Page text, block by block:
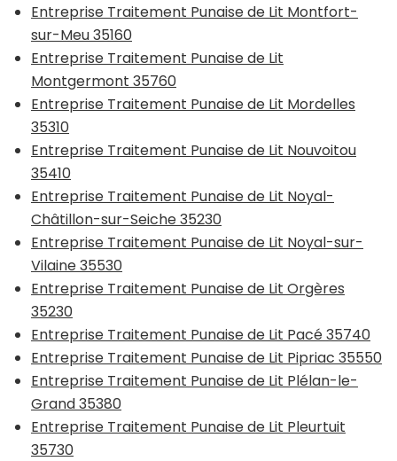
Entreprise Traitement Punaise de Lit Montfort-
sur-Meu 35160
Entreprise Traitement Punaise de Lit
Montgermont 35760
Entreprise Traitement Punaise de Lit Mordelles
35310
Entreprise Traitement Punaise de Lit Nouvoitou
35410
Entreprise Traitement Punaise de Lit Noyal-
Châtillon-sur-Seiche 35230
Entreprise Traitement Punaise de Lit Noyal-sur-
Vilaine 35530
Entreprise Traitement Punaise de Lit Orgères
35230
Entreprise Traitement Punaise de Lit Pacé 35740
Entreprise Traitement Punaise de Lit Pipriac 35550
Entreprise Traitement Punaise de Lit Plélan-le-
Grand 35380
Entreprise Traitement Punaise de Lit Pleurtuit
35730